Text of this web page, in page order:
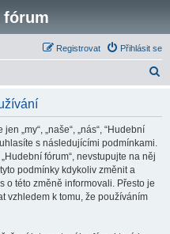
fórum
Přihlásit se
Registrovat
„my“, „naše“, „nás“, “Hudební
s následujícími podmínkami.
fórum“, nevstupujte na něj
podmínky kdykoliv změnit a
o této změně informovali. Přesto je
vzhledem k tomu, že používáním